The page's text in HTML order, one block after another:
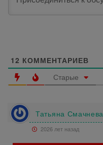
12 КОММЕНТАРИЕВ
Старые
Татьяна Смачнева
2026 лет назад